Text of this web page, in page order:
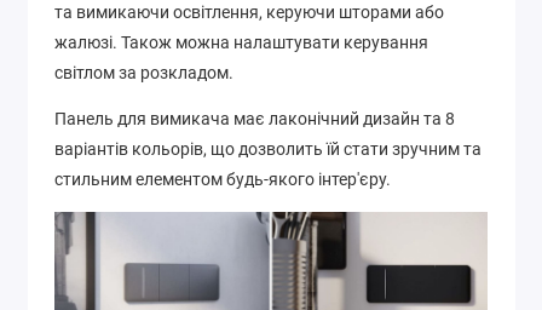
та вимикаючи освітлення, керуючи шторами або
жалюзі. Також можна налаштувати керування
світлом за розкладом.
Панель для вимикача має лаконічний дизайн та 8
варіантів кольорів, що дозволить їй стати зручним та
стильним елементом будь-якого інтер'єру.